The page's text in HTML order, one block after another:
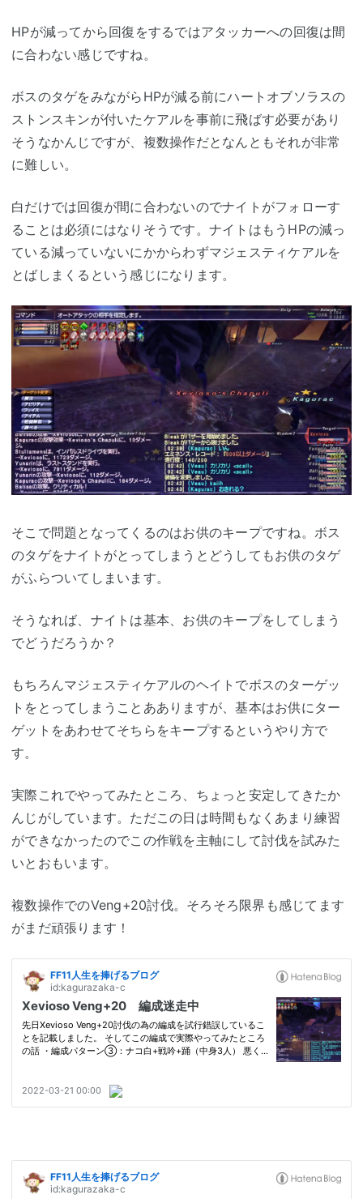
HPが減ってから回復をするではアタッカーへの回復は間
に合わない感じですね。
ボスのタゲをみながらHPが減る前にハートオブソラスの
ストンスキンが付いたケアルを事前に飛ばす必要があり
そうなかんじですが、複数操作だとなんともそれが非常
に難しい。
白だけでは回復が間に合わないのでナイトがフォローす
ることは必須にはなりそうです。ナイトはもうHPの減っ
ている減っていないにかからわずマジェスティケアルを
とばしまくるという感じになります。
そこで問題となってくるのはお供のキープですね。ボス
のタゲをナイトがとってしまうとどうしてもお供のタゲ
がふらついてしまいます。
そうなれば、ナイトは基本、お供のキープをしてしまう
でどうだろうか？
もちろんマジェスティケアルのヘイトでボスのターゲッ
トをとってしまうことあありますが、基本はお供にター
ゲットをあわせてそちらをキープするというやり方で
す。
実際これでやってみたところ、ちょっと安定してきたか
んじがしています。ただこの日は時間もなくあまり練習
ができなかったのでこの作戦を主軸にして討伐を試みた
いとおもいます。
複数操作でのVeng+20討伐。そろそろ限界も感じてます
がまだ頑張ります！